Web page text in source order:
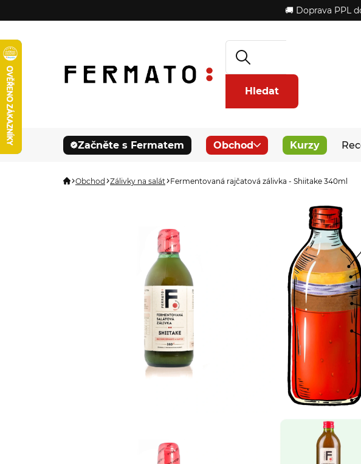
🚚 Doprava PPL
Hledat
Začněte s Fermatem Obchod Kurzy
Obchod Zálivky na salát Fermentovaná rajčatová zálivka - Shiitake 340ml